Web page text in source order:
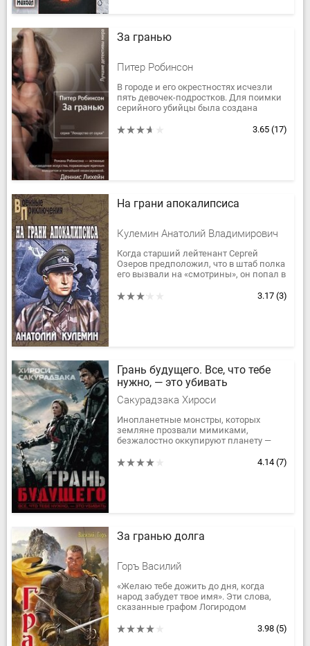
За гранью
Питер Робинсон
В городе и его окрестностях исчезли
пять девочек-подростков. Для поимки
серийного убийцы была создана
подразделений которой возглавил
3.65 (17)
На грани апокалипсиса
Кулемин Анатолий Владимирович
Когда старший лейтенант Сергей
Озеров предположил, что в штаб полка
его вызвали на «смотрины», он попал в
разведчик предположить, что...
3.17 (3)
Грань будущего. Все, что тебе
нужно, — это убивать
Сакурадзака Хироcи
Инопланетные монстры, которых
земляне прозвали мимиками,
безжалостно оккупируют планету —
миллионы человеческих жизней.4.14 (7)
За гранью долга
Горъ Василий
«Желаю тебе дожить до дня, когда
народ забудет твое имя». Эти слова,
сказанные графом Логиродом
совершеннолетия — совсем не
3.98 (5)